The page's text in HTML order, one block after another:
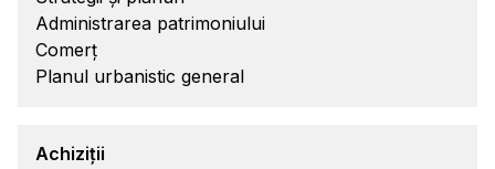
Administrarea patrimoniului
Comerț
Planul urbanistic general
Achiziții